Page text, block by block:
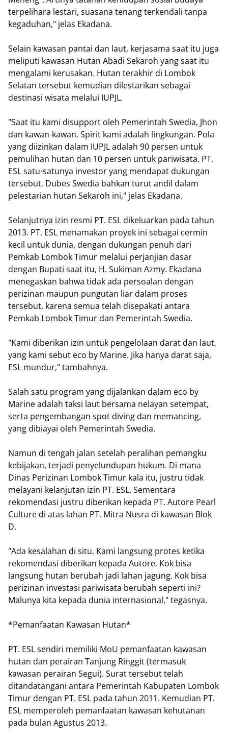
terpelihara lestari, suasana tenang terkendali tanpa
kegaduhan," jelas Ekadana.
Selain kawasan pantai dan laut, kerjasama saat itu juga
meliputi kawasan Hutan Abadi Sekaroh yang saat itu
mengalami kerusakan. Hutan terakhir di Lombok
Selatan tersebut kemudian dilestarikan sebagai
destinasi wisata melalui IUPJL.
"Saat itu kami disupport oleh Pemerintah Swedia, Jhon
dan kawan-kawan. Spirit kami adalah lingkungan. Pola
yang diizinkan dalam IUPJL adalah 90 persen untuk
pemulihan hutan dan 10 persen untuk pariwisata. PT.
ESL satu-satunya investor yang mendapat dukungan
tersebut. Dubes Swedia bahkan turut andil dalam
pelestarian hutan Sekaroh ini," jelas Ekadana.
Selanjutnya izin resmi PT. ESL dikeluarkan pada tahun
2013. PT. ESL menamakan proyek ini sebagai cermin
kecil untuk dunia, dengan dukungan penuh dari
Pemkab Lombok Timur melalui perjanjian dasar
dengan Bupati saat itu, H. Sukiman Azmy. Ekadana
menegaskan bahwa tidak ada persoalan dengan
perizinan maupun pungutan liar dalam proses
tersebut, karena semua telah disepakati antara
Pemkab Lombok Timur dan Pemerintah Swedia.
"Kami diberikan izin untuk pengelolaan darat dan laut,
yang kami sebut eco by Marine. Jika hanya darat saja,
ESL mundur," tambahnya.
Salah satu program yang dijalankan dalam eco by
Marine adalah taksi laut bersama nelayan setempat,
serta pengembangan spot diving dan memancing,
yang dibiayai oleh Pemerintah Swedia.
Namun di tengah jalan setelah peralihan pemangku
kebijakan, terjadi penyelundupan hukum. Di mana
Dinas Perizinan Lombok Timur kala itu, justru tidak
melayani kelanjutan izin PT. ESL. Sementara
rekomendasi justru diberikan kepada PT. Autore Pearl
Culture di atas lahan PT. Mitra Nusra di kawasan Blok
D.
"Ada kesalahan di situ. Kami langsung protes ketika
rekomendasi diberikan kepada Autore. Kok bisa
langsung hutan berubah jadi lahan jagung. Kok bisa
perizinan investasi pariwisata berubah seperti ini?
Malunya kita kepada dunia internasional," tegasnya.
*Pemanfaatan Kawasan Hutan*
PT. ESL sendiri memiliki MoU pemanfaatan kawasan
hutan dan perairan Tanjung Ringgit (termasuk
kawasan perairan Segui). Surat tersebut telah
ditandatangani antara Pemerintah Kabupaten Lombok
Timur dengan PT. ESL pada tahun 2011. Kemudian PT.
ESL memperoleh pemanfaatan kawasan kehutanan
pada bulan Agustus 2013.